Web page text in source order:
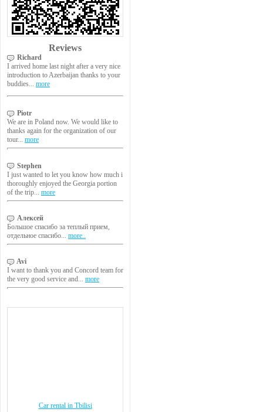
Reviews
Richard
I arrived home last night after a very nice
introduction to Azerbaijan thanks to your
buddies... more
Piotr
We are in Poland now. We would like to
thanks again for the organization of our
tour... more
Stephen
I just wanted to let you know how much i
thoroughly enjoyed the Georgia portion
of the trip... more
Алексей
Большое спасибо за теплый прием,
отдельное спасибо... more..
Avi
I want to thank you and Concord team for
the very good service and... more
Car rental in Tbilisi